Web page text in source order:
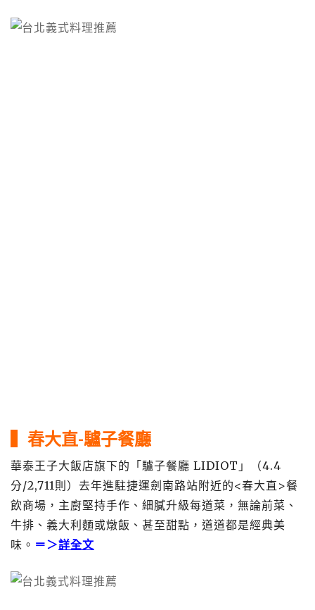
春大直-驢子餐廳
華泰王子大飯店旗下的「驢子餐廳 LIDIOT」（4.4
分/2,711則）去年進駐捷運劍南路站附近的<春大直>餐
飲商場，主廚堅持手作、細膩升級每道菜，無論前菜、
牛排、義大利麵或燉飯、甚至甜點，道道都是經典美
味。 ＝＞詳全文